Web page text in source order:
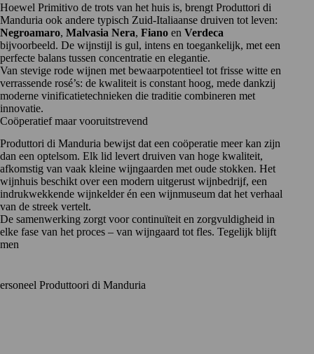
Hoewel Primitivo de trots van het huis is, brengt Produttori di
Manduria ook andere typisch Zuid-Italiaanse druiven tot leven:
Negroamaro, Malvasia Nera, Fiano en Verdeca
bijvoorbeeld. De wijnstijl is gul, intens en toegankelijk, met een
perfecte balans tussen concentratie en elegantie.
Van stevige rode wijnen met bewaarpotentieel tot frisse witte en
verrassende rosé’s: de kwaliteit is constant hoog, mede dankzij
moderne vinificatietechnieken die traditie combineren met
innovatie.
Coöperatief maar vooruitstrevend
Produttori di Manduria bewijst dat een coöperatie meer kan zijn
dan een optelsom. Elk lid levert druiven van hoge kwaliteit,
afkomstig van vaak kleine wijngaarden met oude stokken. Het
wijnhuis beschikt over een modern uitgerust wijnbedrijf, een
indrukwekkende wijnkelder én een wijnmuseum dat het verhaal
van de streek vertelt.
De samenwerking zorgt voor continuïteit en zorgvuldigheid in
elke fase van het proces – van wijngaard tot fles. Tegelijk blijft
men